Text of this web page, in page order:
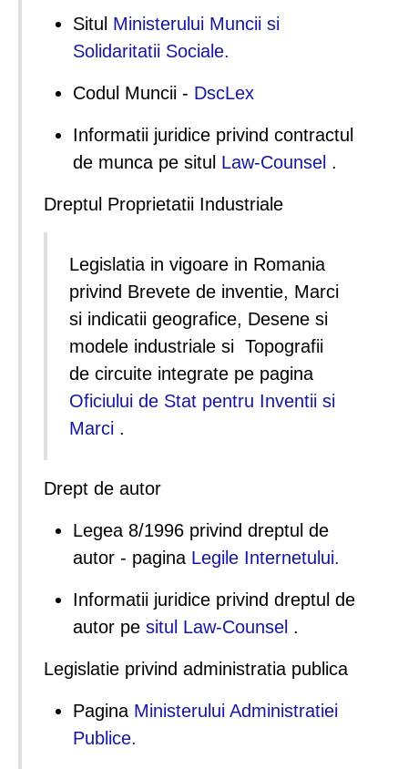
Situl Ministerului Muncii si
Solidaritatii Sociale.
Codul Muncii - DscLex
Informatii juridice privind contractul
de munca pe situl Law-Counsel .
Dreptul Proprietatii Industriale
Legislatia in vigoare in Romania
privind Brevete de inventie, Marci
si indicatii geografice, Desene si
modele industriale si Topografii
de circuite integrate pe pagina
Oficiului de Stat pentru Inventii si
Marci .
Drept de autor
Legea 8/1996 privind dreptul de
autor - pagina Legile Internetului.
Informatii juridice privind dreptul de
autor pe situl Law-Counsel .
Legislatie privind administratia publica
Pagina Ministerului Administratiei
Publice.